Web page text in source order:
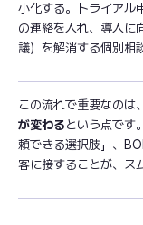
小化する。トライアル
の連絡を入れ、導入に
議）を解消する個別相
この流れで重要なのは、
が変わるという点です
頼できる選択肢」、
客に接することが、ス